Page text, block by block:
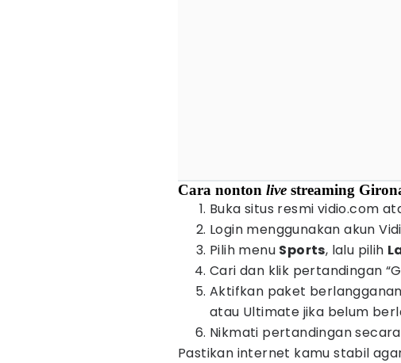
Cara nonton live streaming
Buka situs resmi vidio.com
Login menggunakan akun
Pilih menu Sports, lalu pilih
Cari dan klik pertandingan
Aktifkan paket
atau Ultimate jika belum
Nikmati pertandingan
Pastikan internet kamu stabil